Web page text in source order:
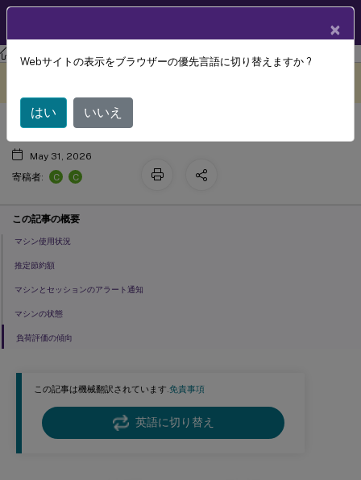
Citrix Virtual Apps and Desktops 7 2402 LTSR Director
この記事は機械翻訳されています.免責事項
英語に切り替え
Autoscale管理マシンの監視
May 31, 2026
寄稿者:
C C
この記事の概要
マシン使用状況
推定節約額
マシンとセッションのアラート通知
マシンの状態
負荷評価の傾向
×
Webサイトの表示をブラウザーの優先言語に切り替えますか ?
はい いいえ